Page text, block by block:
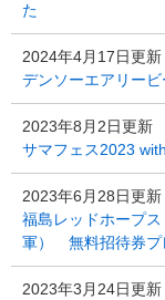
た
2024年4月17日更新
デンソーエアリー
2023年8月2日更新
サマフェス2023
2023年6月28日更新
福島レッドホープ
軍） 無料招待券プ
2023年3月24日更新